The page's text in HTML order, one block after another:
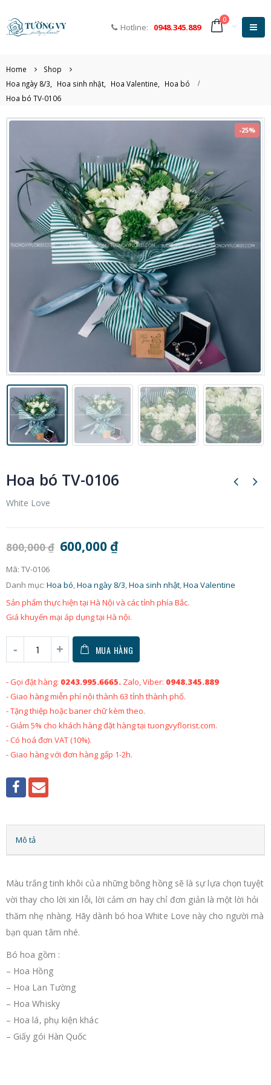
Hotline: 0948.345.889
0
Home
Shop
Hoa ngày 8/3
Hoa sinh nhật Hoa Valentine
Hoa bó
Hoa bó TV-0106
-25%
Hoa bó TV-0106
White Love
800,000₫ 600,000 ₫
Mã: TV-0106
Danh mục: Hoa bó,Hoa ngày 8/3,Hoa sinh nhật,Hoa Valentine
Sản phẩm thực hiện tại Hà Nội và các tỉnh phía Bắc.
Giá khuyến mại áp dụng tại Hà nội.
MUA HÀNG
- Gọi đặt hàng: 0243.995.6665. Zalo, Viber: 0948.345.889
- Giao hàng miễn phí nội thành 63 tỉnh thành phố.
- Tặng thiệp hoặc baner chữ kèm theo.
- Giảm 5% cho khách hàng đặt hàng tại tuongvyflorist.com.
- Có hoá đơn VAT (10%).
- Giao hàng với đơn hàng gấp 1-2h.
Mô tả
Màu trắng tinh khôi của những bông hồng sẽ là sự lựa chọn tuyệt
vời thay cho lời xin lỗi, lời cảm ơn hay chỉ đơn giản là một lời hỏi
thăm nhẹ nhàng. Hãy dành bó hoa White Love này cho người mà
bạn quan tâm nhé.
Bó hoa gồm :
– Hoa Hồng
– Hoa Lan Tường
– Hoa Whisky
– Hoa lá, phụ kiện khác
– Giấy gói Hàn Quốc